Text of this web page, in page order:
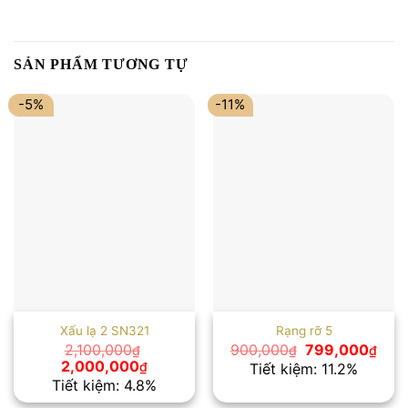
SẢN PHẨM TƯƠNG TỰ
-5%
Xấu lạ 2 SN321
2,100,000₫
Giá
gốc
là:
2,000,000₫Giá
hiện
tại
Tiết kiệm: 4.8%
-11%
Rạng rỡ 5
900,000₫ Giá
gốc
là:
799,000₫Giá
là:
Tiết kiệm: 11.2%